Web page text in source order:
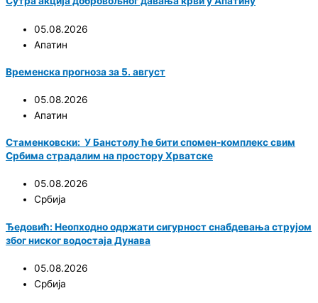
05.08.2026
Апатин
Временска прогноза за 5. август
05.08.2026
Апатин
Стаменковски: У Банстолу ће бити спомен-комплекс свим
Србима страдалим на простору Хрватске
05.08.2026
Србија
Ђедовић: Неопходно одржати сигурност снабдевања струјом
због ниског водостаја Дунава
05.08.2026
Србија